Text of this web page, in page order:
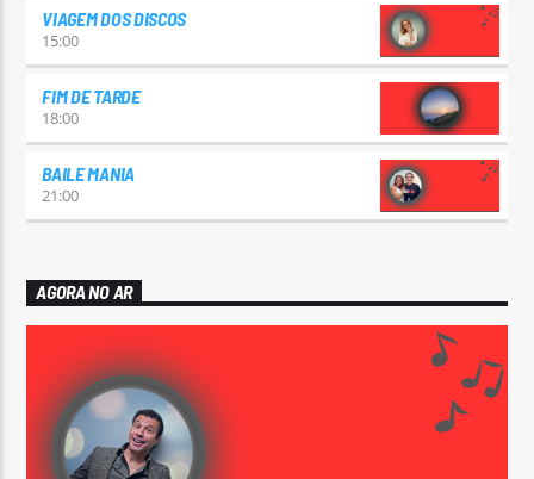
VIAGEM DOS DISCOS
15:00
FIM DE TARDE
18:00
BAILE MANIA
21:00
AGORA NO AR